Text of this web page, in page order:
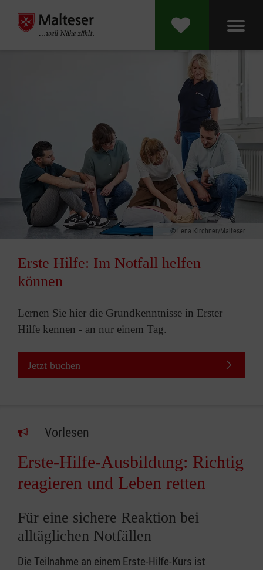
Lena Kirchner/Malteser
Erste Hilfe: Im Notfall helfen
können
Lernen Sie hier die Grundkenntnisse in Erster
Hilfe kennen - an nur einem Tag.
Jetzt buchen
Vorlesen
Erste-Hilfe-Ausbildung: Richtig
reagieren und Leben retten
Für eine sichere Reaktion bei
alltäglichen Notfällen
Die Teilnahme an einem Erste-Hilfe-Kurs ist